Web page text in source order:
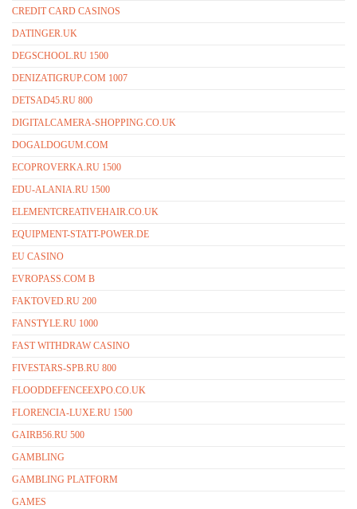
CREDIT CARD CASINOS
DATINGER.UK
DEGSCHOOL.RU 1500
DENIZATIGRUP.COM 1007
DETSAD45.RU 800
DIGITALCAMERA-SHOPPING.CO.UK
DOGALDOGUM.COM
ECOPROVERKA.RU 1500
EDU-ALANIA.RU 1500
ELEMENTCREATIVEHAIR.CO.UK
EQUIPMENT-STATT-POWER.DE
EU CASINO
EVROPASS.COM B
FAKTOVED.RU 200
FANSTYLE.RU 1000
FAST WITHDRAW CASINO
FIVESTARS-SPB.RU 800
FLOODDEFENCEEXPO.CO.UK
FLORENCIA-LUXE.RU 1500
GAIRB56.RU 500
GAMBLING
GAMBLING PLATFORM
GAMES